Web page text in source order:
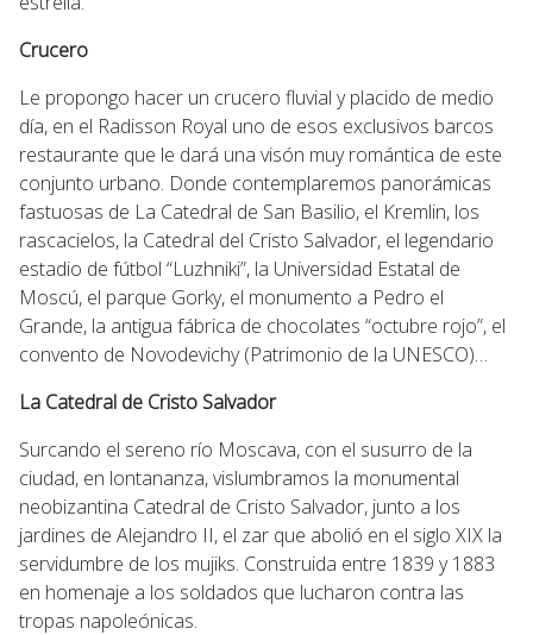
Crucero
Le propongo hacer un crucero fluvial y placido de medio
día, en el Radisson Royal uno de esos exclusivos barcos
restaurante que le dará una visón muy romántica de este
conjunto urbano. Donde contemplaremos panorámicas
fastuosas de La Catedral de San Basilio, el Kremlin, los
rascacielos, la Catedral del Cristo Salvador, el legendario
estadio de fútbol “Luzhniki”, la Universidad Estatal de
Moscú, el parque Gorky, el monumento a Pedro el
Grande, la antigua fábrica de chocolates “octubre rojo”, el
convento de Novodevichy (Patrimonio de la UNESCO)…
La Catedral de Cristo Salvador
Surcando el sereno río Moscava, con el susurro de la
ciudad, en lontananza, vislumbramos la monumental
neobizantina Catedral de Cristo Salvador, junto a los
jardines de Alejandro II, el zar que abolió en el siglo XIX la
servidumbre de los mujiks. Construida entre 1839 y 1883
en homenaje a los soldados que lucharon contra las
tropas napoleónicas.